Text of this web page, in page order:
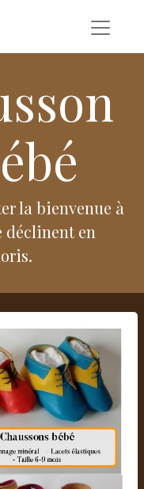
la bienvenue à
déclinent en